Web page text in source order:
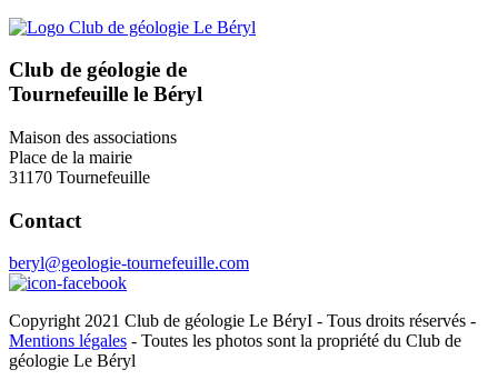
Club de géologie de
Tournefeuille le Béryl
Maison des associations
Place de la mairie
31170 Tournefeuille
Contact
beryl@geologie-tournefeuille.com
Copyright 2021 Club de géologie Le BéryI - Tous droits réservés -
Mentions légales - Toutes les photos sont la propriété du Club de
géologie Le Béryl